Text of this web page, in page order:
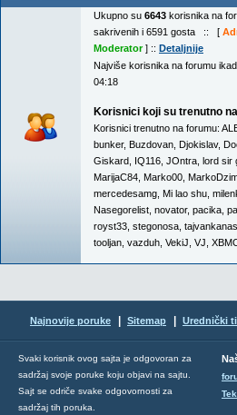
Ukupno su 6643 korisnika na
sakrivenih i 6591 gosta :: [
Moderator] :: Detaljnije
Najviše korisnika na forumu
04:18
Korisnici koji su trenutno
Korisnici trenutno na forumu:
bunker, Buzdovan Djokislav,
Giskard IQ116 JOntra lord sir
MarijaC84 Marko00
mercedesamg Mi lao shu
Nasegorelist novator, pacika
royst33 stegonosa
tooljan vazduh VekiJ VJ
Najnovije poruke Sitemap Urednički
Svaki korisnik ovog sajta je odgovoran za
sadržaj svoje poruke koju objavi na sajtu.
Sajt se odriče svake odgovornosti za
sadržaj tih poruka.